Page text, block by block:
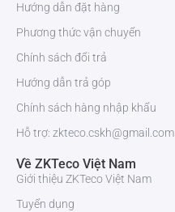
Hướng dẫn đặt hàng
Phương thức vận chuyển
Chính sách đổi trả
Hướng dẫn trả góp
Chính sách hàng nhập khẩu
Hỗ trợ: zkteco.cskh@gmail.com
Về ZKTeco Việt Nam
Giới thiệu ZKTeco Việt Nam
Tuyển dụng